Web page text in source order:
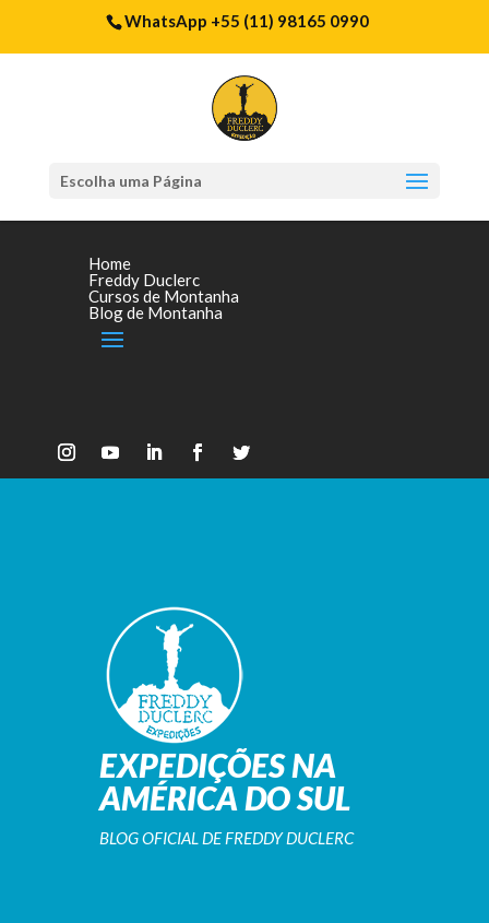
WhatsApp +55 (11) 98165 0990
Escolha uma Página
Home
Freddy Duclerc
Cursos de Montanha
Blog de Montanha
EXPEDIÇÕES NA
AMÉRICA DO SUL
BLOG OFICIAL DE FREDDY DUCLERC